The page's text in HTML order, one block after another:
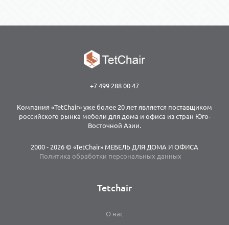
+7 499 288 00 47
Компания «TetChair» уже более 20 лет является поставщиком
российского рынка мебели для дома и офиса из стран Юго-
Восточной Азии.
2000 - 2026 © «TetChair» МЕБЕЛЬ ДЛЯ ДОМА И ОФИСА
Политика обработки персональных данных
Tetchair
О нас